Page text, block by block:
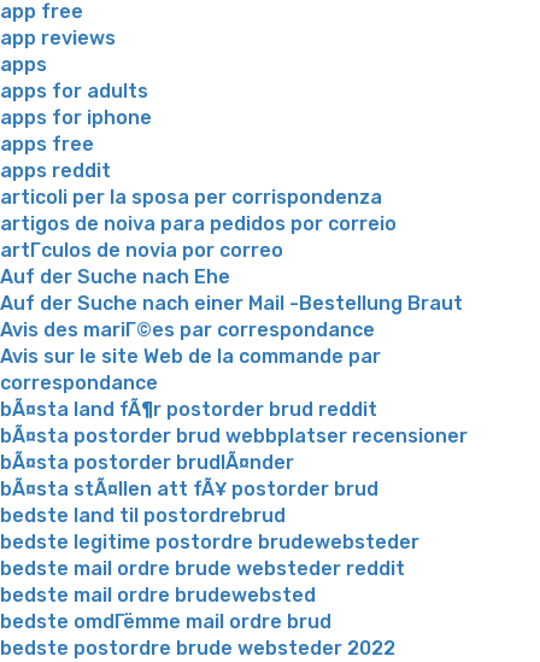
app free
app reviews
apps
apps for adults
apps for iphone
apps free
apps reddit
articoli per la sposa per corrispondenza
artigos de noiva para pedidos por correio
artГ­culos de novia por correo
Auf der Suche nach Ehe
Auf der Suche nach einer Mail -Bestellung Braut
Avis des mariГ©es par correspondance
Avis sur le site Web de la commande par
correspondance
bÃ¤sta land fÃ¶r postorder brud reddit
bÃ¤sta postorder brud webbplatser recensioner
bÃ¤sta postorder brudlÃ¤nder
bÃ¤sta stÃ¤llen att fÃ¥ postorder brud
bedste land til postordrebrud
bedste legitime postordre brudewebsteder
bedste mail ordre brude websteder reddit
bedste mail ordre brudewebsted
bedste omdГёmme mail ordre brud
bedste postordre brude websteder 2022